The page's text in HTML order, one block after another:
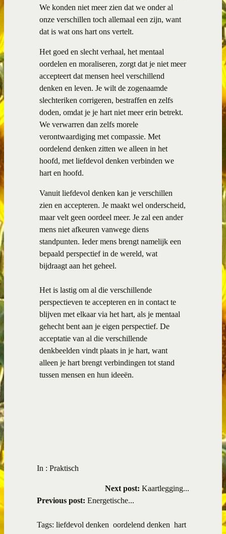
We konden niet meer zien dat we onder al
onze verschillen toch allemaal een zijn, want
dat is wat ons hart ons vertelt.
Het goed en slecht verhaal, het mentaal
oordelen en moraliseren, zorgt dat je niet meer
accepteert dat mensen heel verschillend
denken en leven. Je wilt de zogenaamde
slechteriken corrigeren, bestraffen en zelfs
doden, omdat je je hart niet meer erin betrekt.
We verwarren dan zelfs morele
verontwaardiging met compassie. Met
oordelend denken zitten we alleen in het
hoofd, met liefdevol denken verbinden we
hart en hoofd.
Vanuit liefdevol denken kan je verschillen
zien en accepteren. Je maakt wel onderscheid,
maar velt geen oordeel meer. Je zal een ander
mens niet afkeuren vanwege diens
standpunten. Ieder mens brengt namelijk een
bepaald perspectief in de wereld, wat
bijdraagt aan het geheel.
Het is lastig om al die verschillende
perspectieven te accepteren en in contact te
blijven met elkaar via het hart, als je mentaal
gehecht bent aan je eigen perspectief. De
acceptatie van al die verschillende
denkbeelden vindt plaats in je hart, want
alleen je hart brengt verbindingen tot stand
tussen mensen en hun ideeën.
In : Praktisch
Next post: Kaartlegging...
Previous post: Energetische...
Tags: liefdevol denken oordelend denken hart